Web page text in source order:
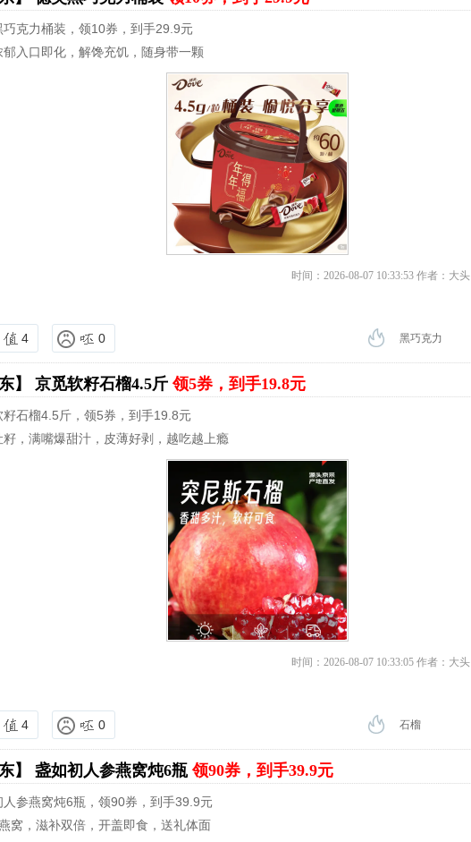
巧克力桶装，领10券，到手29.9元
郁入口即化，解馋充饥，随身带一颗
时间：2026-08-07 10:33:53 作者：大头
4 0 黑巧克力
】 京觅软籽石榴4.5斤领5券，到手19.8元
籽石榴4.5斤，领5券，到手19.8元
籽，满嘴爆甜汁，皮薄好剥，越吃越上瘾
时间：2026-08-07 10:33:05 作者：大头
4 0 石榴
】 盏如初人参燕窝炖6瓶领90券，到手39.9元
人参燕窝炖6瓶，领90券，到手39.9元
窝，滋补双倍，开盖即食，送礼体面